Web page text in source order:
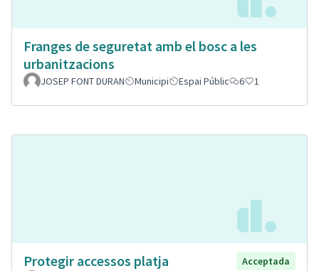
Franges de seguretat amb el bosc a les
urbanitzacions
JOSEP FONT DURAN Municipi Espai Públic 6 1
Protegir accessos platja
Acceptada